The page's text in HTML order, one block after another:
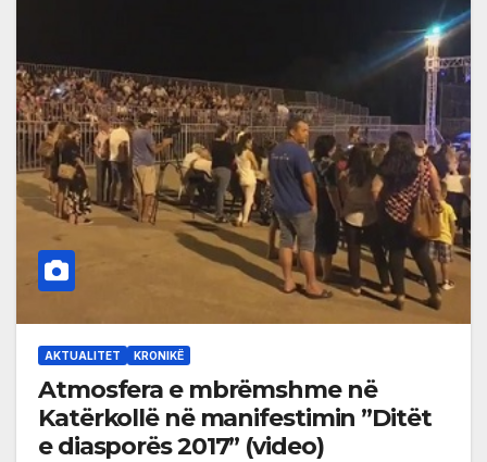
AKTUALITET KRONIKË
Atmosfera e mbrëmshme në
Katërkollë në manifestimin ”Ditët
e diasporës 2017” (video)